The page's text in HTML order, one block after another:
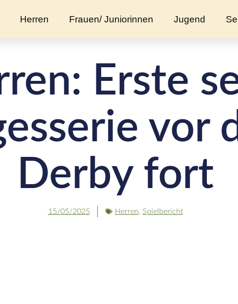
Herren Frauen/ Juniorinnen Jugend
Erste
vor
Derby fort
15/05/2025 Herren, Spielbericht